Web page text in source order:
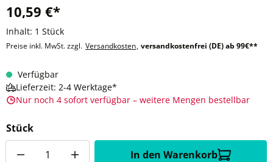
10,59 €*
Inhalt: 1 Stück
Preise inkl. MwSt. zzgl. Versandkosten, versandkostenfrei (DE) ab 99€**
Verfügbar
Lieferzeit: 2-4 Werktage*
Nur noch 4 sofort verfügbar – weitere Mengen bestellbar
Stück
In den Warenkorb